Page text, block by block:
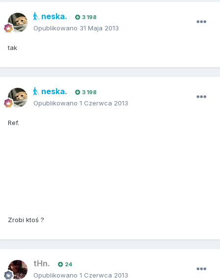
neska. 3 198
Opublikowano 31 Maja 2013
tak
neska. 3 198
Opublikowano 1 Czerwca 2013
Ref.
Zrobi ktoś ?
tHn. 24
Opublikowano 1 Czerwca 2013